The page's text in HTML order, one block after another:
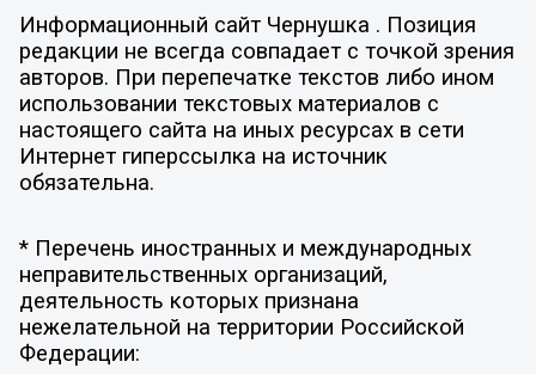
Информационный сайт Чернушка . Позиция
редакции не всегда совпадает с точкой зрения
авторов. При перепечатке текстов либо ином
использовании текстовых материалов с
настоящего сайта на иных ресурсах в сети
Интернет гиперссылка на источник
обязательна.
* Перечень иностранных и международных
неправительственных организаций,
деятельность которых признана
нежелательной на территории Российской
Федерации: